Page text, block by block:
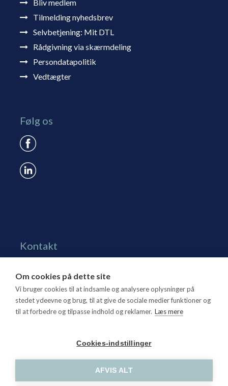
Bliv medlem
Tilmelding nyhedsbrev
Selvbetjening: Mit DTL
Rådgivning via skærmdeling
Persondatapolitik
Vedtægter
Følg os
Kontakt
1270 Kbh. K
Tlf. 70 15 95 00
dtl@dtl.eu
Om cookies på dette site
Vi bruger cookies til at indsamle og analysere oplysninger på
stedet ydeevne og brug, til at give de sociale medier funktioner og
til at forbedre og tilpasse indhold og reklamer. Læs mere
Cookies-indstillinger
AFVIS ALT